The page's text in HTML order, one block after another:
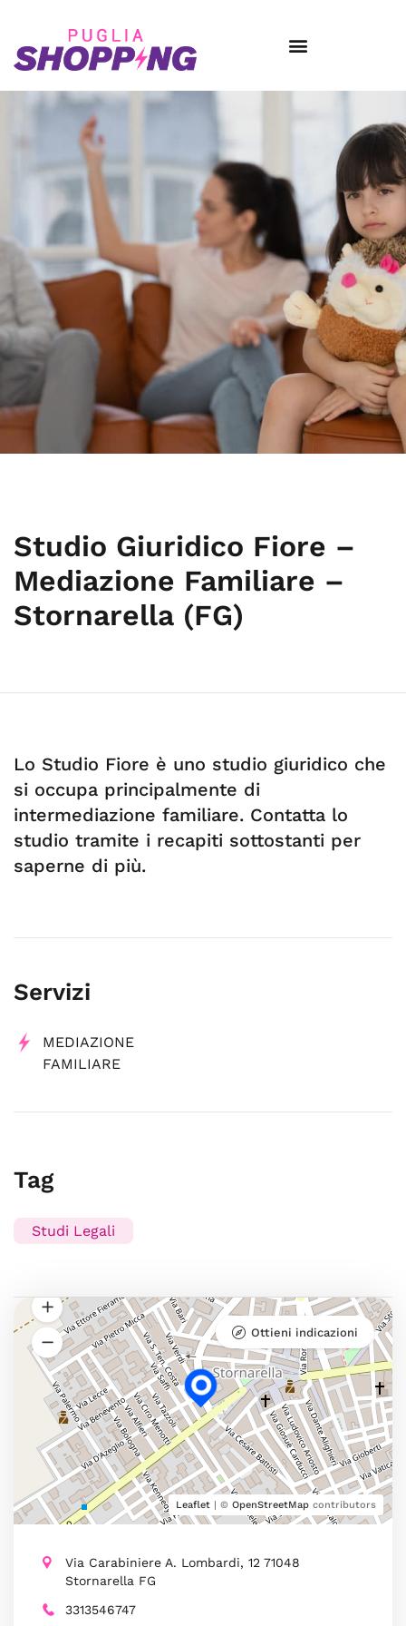
Studio Giuridico Fiore –
Mediazione Familiare –
Stornarella (FG)
Lo Studio Fiore è uno studio giuridico che
si occupa principalmente di
intermediazione familiare. Contatta lo
studio tramite i recapiti sottostanti per
saperne di più.
Servizi
MEDIAZIONE
FAMILIARE
Tag
Studi Legali
Leaflet | © OpenStreetMap contributors
Ottieni indicazioni
Via Carabiniere A. Lombardi, 12 71048
Stornarella FG
3313546747